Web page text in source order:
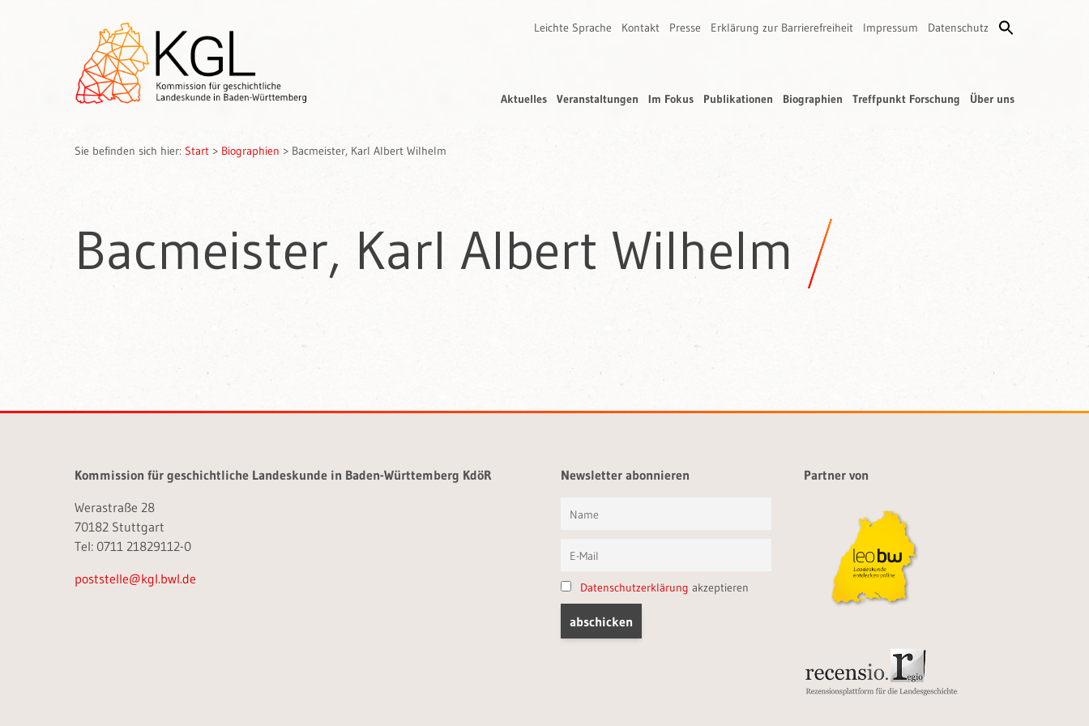
Leichte Sprache Kontakt Presse Erklärung zur Barrierefreiheit Impressum Datenschutz
Aktuelles Veranstaltungen Im Fokus Publikationen Biographien Treffpunkt Forschung Über uns
Sie befinden sich hier: Start > Biographien > Bacmeister, Karl Albert Wilhelm
Bacmeister, Karl Albert Wilhelm
Kommission für geschichtliche Landeskunde in Baden-Württemberg KdöR
Werastraße 28
70182 Stuttgart
Tel: 0711 21829112-0
poststelle@kgl.bwl.de
Newsletter abonnieren
Datenschutzerklärung akzeptieren
Partner von